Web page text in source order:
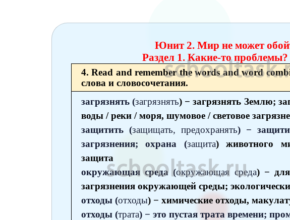
10 класс
11 класс
Юнит 2. Мир не может
Раздел 1. Какие-то
4. Read and remember the words and word
слова и словосочетания.
загрязнять (загрязнять) − загрязнять Землю;
воды / реки / моря, шумовое / световое
защитить (защищать, предохранять) −
загрязнения; охрана (защита) животного
защита
окружающая среда (окружающая среда) −
загрязнения окружающей среды;
отходы (отходы) − химические отходы,
отходы (трата) − это пустая трата времени;